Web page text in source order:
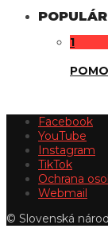
1
Facebook
YouTube
Instagram
TikTok
Ochrana
Webmail
© Slovenská